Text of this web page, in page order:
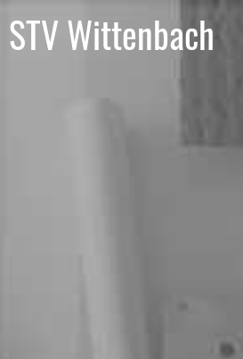
STV Wittenbach